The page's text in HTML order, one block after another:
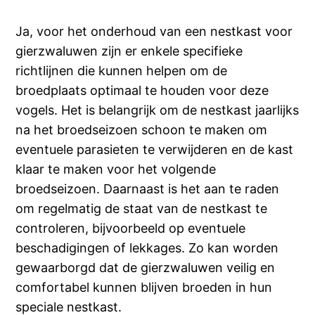
Ja, voor het onderhoud van een nestkast voor
gierzwaluwen zijn er enkele specifieke
richtlijnen die kunnen helpen om de
broedplaats optimaal te houden voor deze
vogels. Het is belangrijk om de nestkast jaarlijks
na het broedseizoen schoon te maken om
eventuele parasieten te verwijderen en de kast
klaar te maken voor het volgende
broedseizoen. Daarnaast is het aan te raden
om regelmatig de staat van de nestkast te
controleren, bijvoorbeeld op eventuele
beschadigingen of lekkages. Zo kan worden
gewaarborgd dat de gierzwaluwen veilig en
comfortabel kunnen blijven broeden in hun
speciale nestkast.